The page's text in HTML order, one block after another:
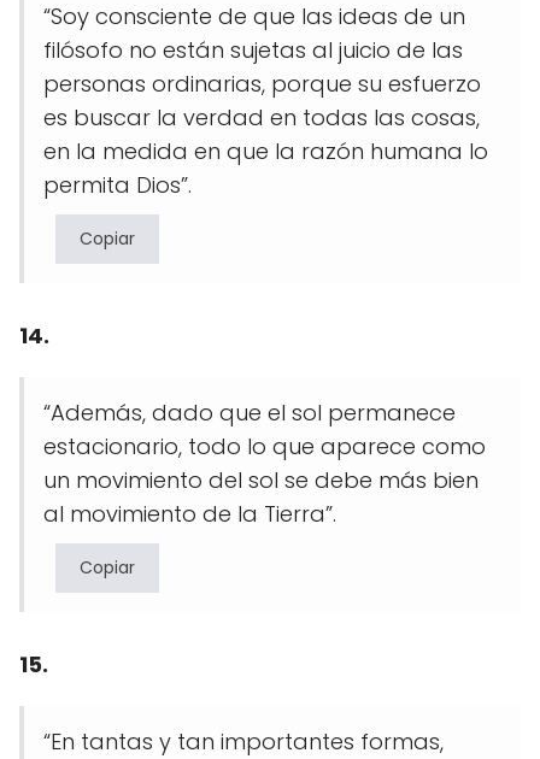
“Soy consciente de que las ideas de un
filósofo no están sujetas al juicio de las
personas ordinarias, porque su esfuerzo
es buscar la verdad en todas las cosas,
en la medida en que la razón humana lo
permita Dios”.
Copiar
14.
“Además, dado que el sol permanece
estacionario, todo lo que aparece como
un movimiento del sol se debe más bien
al movimiento de la Tierra”.
Copiar
15.
“En tantas y tan importantes formas,